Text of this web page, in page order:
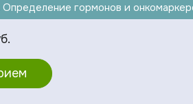
гормонов и